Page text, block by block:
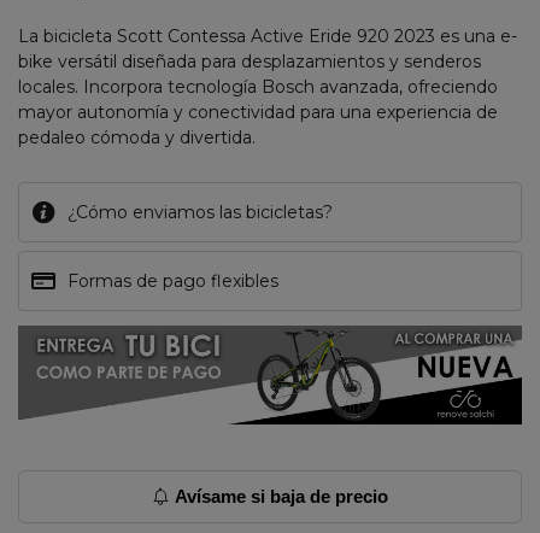
La bicicleta Scott Contessa Active Eride 920 2023 es una e-
bike versátil diseñada para desplazamientos y senderos
locales. Incorpora tecnología Bosch avanzada, ofreciendo
mayor autonomía y conectividad para una experiencia de
pedaleo cómoda y divertida.
¿Cómo enviamos las bicicletas?
Formas de pago flexibles
Avísame si baja de precio